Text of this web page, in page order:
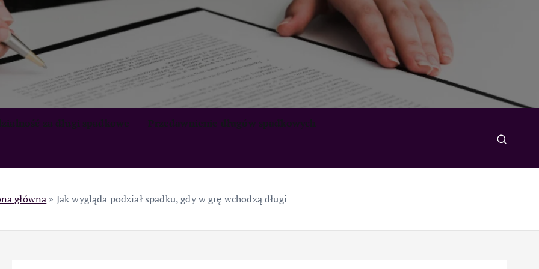
główna » Jak wygląda podział spadku, gdy w grę wchodzą długi